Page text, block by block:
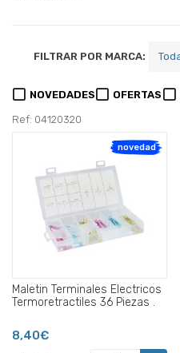
FILTRAR POR MARCA:
NOVEDADES OFERTAS
Ref: 04120320
novedad
Maletin Terminales Electricos
Termoretractiles 36 Piezas .
8,40€